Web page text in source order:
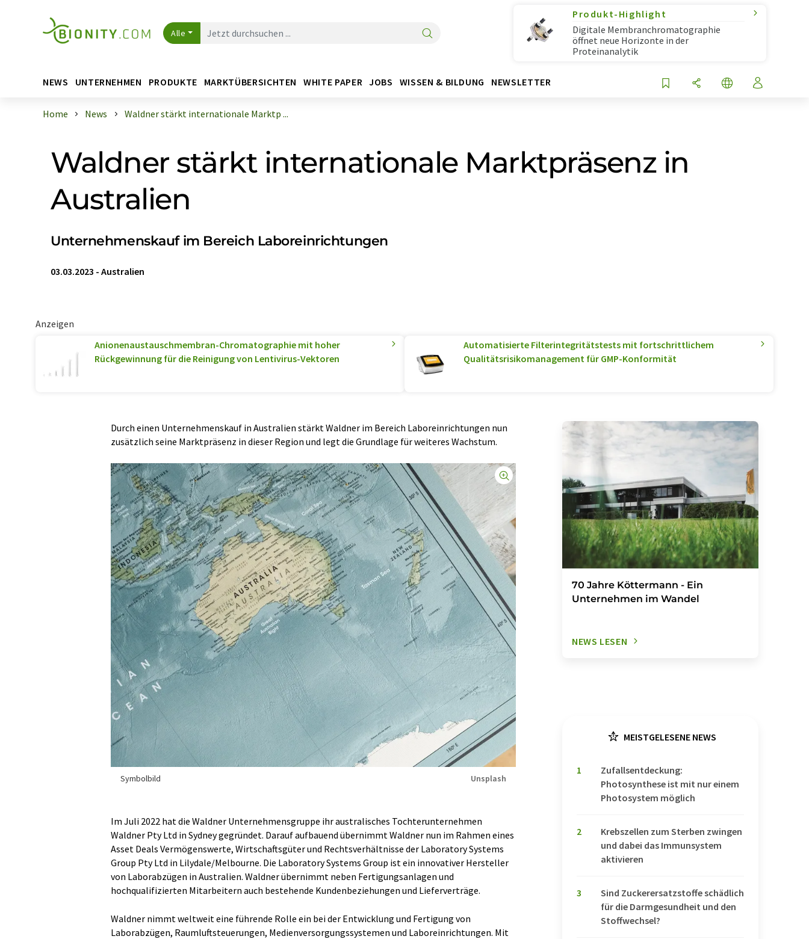
Alle
Produkt-Highlight
Digitale Membranchromatographie
öffnet neue Horizonte in der
Proteinanalytik
NEWS UNTERNEHMEN PRODUKTE MARKTÜBERSICHTEN WHITE PAPER JOBS WISSEN & BILDUNG NEWSLETTER
Home News Waldner stärkt internationale Marktp ...
Waldner stärkt internationale Marktpräsenz in
Australien
Unternehmenskauf im Bereich Laboreinrichtungen
03.03.2023 - Australien
Anzeigen
Anionenaustauschmembran-Chromatographie mit hoher
Rückgewinnung für die Reinigung von Lentivirus-Vektoren
Automatisierte Filterintegritätstests mit fortschrittlichem
Qualitätsrisikomanagement für GMP-Konformität
Durch einen Unternehmenskauf in Australien stärkt Waldner im Bereich Laboreinrichtungen nun
zusätzlich seine Marktpräsenz in dieser Region und legt die Grundlage für weiteres Wachstum.
Symbolbild Unsplash
Im Juli 2022 hat die Waldner Unternehmensgruppe ihr australisches Tochterunternehmen
Waldner Pty Ltd in Sydney gegründet. Darauf aufbauend übernimmt Waldner nun im Rahmen eines
Asset Deals Vermögenswerte, Wirtschaftsgüter und Rechtsverhältnisse der Laboratory Systems
Group Pty Ltd in Lilydale/Melbourne. Die Laboratory Systems Group ist ein innovativer Hersteller
von Laborabzügen in Australien. Waldner übernimmt neben Fertigungsanlagen und
hochqualifizierten Mitarbeitern auch bestehende Kundenbeziehungen und Lieferverträge.
Waldner nimmt weltweit eine führende Rolle ein bei der Entwicklung und Fertigung von
Laborabzügen, Raumluftsteuerungen, Medienversorgungssystemen und Laboreinrichtungen. Mit
70 Jahre Köttermann - Ein
Unternehmen im Wandel
NEWS LESEN
MEISTGELESENE NEWS
1
Zufallsentdeckung:
Photosynthese ist mit nur einem
Photosystem möglich
2
Krebszellen zum Sterben zwingen
und dabei das Immunsystem
aktivieren
3
Sind Zuckerersatzstoffe schädlich
für die Darmgesundheit und den
Stoffwechsel?